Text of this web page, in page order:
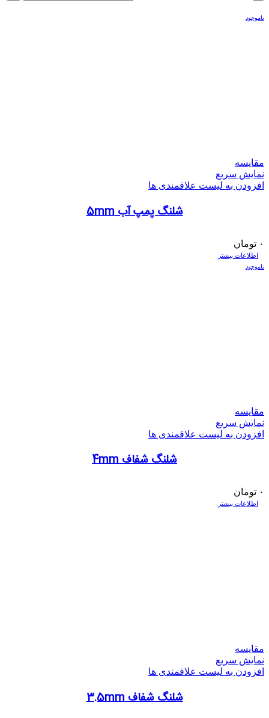
ناموجود
مقایسه
نمایش سریع
افزودن به لیست علاقمندی ها
شلنگ پمپ آب 5mm
۰ تومان
اطلاعات بیشتر
ناموجود
مقایسه
نمایش سریع
افزودن به لیست علاقمندی ها
شلنگ شفاف 4mm
۰ تومان
اطلاعات بیشتر
مقایسه
نمایش سریع
افزودن به لیست علاقمندی ها
شلنگ شفاف 3.5mm